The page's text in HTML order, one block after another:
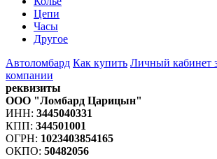
Цепи
Часы
Другое
Автоломбард Как купить Личный кабинет
компании
реквизиты
ООО "Ломбард Царицын"
ИНН: 3445040331
КПП: 344501001
ОГРН: 1023403854165
ОКПО: 50482056